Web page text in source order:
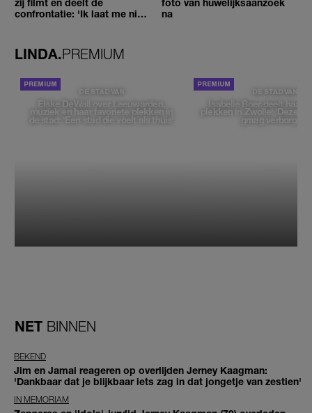
confrontatie: 'Ik laat me niet
na
LINDA.PREMIUM
DE STAD VAN
Elske DeWall over Leeuwarden,
muziek en haar favoriete plekken in
de stad: 'Een stad die voelt als thuis'
DE STAD VAN
Isabelle Boer deelt haar
plekken in Zwolle: 'Deze
graag verborgen'
NET BINNEN
BEKEND
Jim en Jamai reageren op overlijden Jerney Kaagman:
'Dankbaar dat je blijkbaar iets zag in dat jongetje van zestien'
IN MEMORIAM